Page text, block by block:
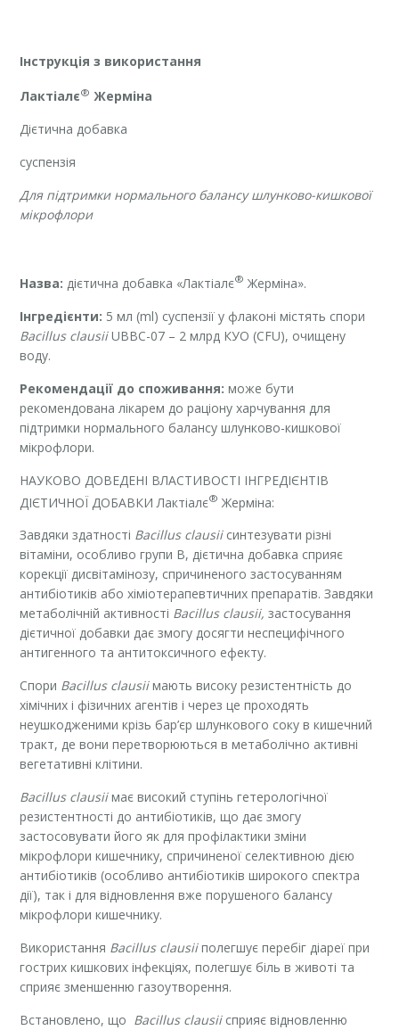
Інструкція з використання
Лактіалє® Жерміна
Дієтична добавка
суспензія
Для підтримки нормального балансу шлунково-кишкової
мікрофлори
Назва: дієтична добавка «Лактіалє® Жерміна».
Інгредієнти: 5 мл (ml) суспензії у флаконі містять спори
Bacillus clausiiUBBC-07 – 2 млрд КУО (CFU), очищену
воду.
Рекомендації до споживання: може бути
рекомендована лікарем до раціону харчування для
підтримки нормального балансу шлунково-кишкової
мікрофлори.
НАУКОВО ДОВЕДЕНІ ВЛАСТИВОСТІ ІНГРЕДІЄНТІВ
ДІЄТИЧНОЇ ДОБАВКИ Лактіалє® Жерміна:
Завдяки здатності Bacillus clausiiсинтезувати різні
вітаміни, особливо групи В, дієтична добавка сприяє
корекції дисвітамінозу, спричиненого застосуванням
антибіотиків або хіміотерапевтичних препаратів. Завдяки
метаболічній активності Bacillus clausii, застосування
дієтичної добавки дає змогу досягти неспецифічного
антигенного та антитоксичного ефекту.
Спори Bacillus clausiiмають високу резистентність до
хімічних і фізичних агентів і через це проходять
неушкодженими крізь бар’єр шлункового соку в кишечний
тракт, де вони перетворюються в метаболічно активні
вегетативні клітини.
Bacillus clausiiмає високий ступінь гетерологічної
резистентності до антибіотиків, що дає змогу
застосовувати його як для профілактики зміни
мікрофлори кишечнику, спричиненої селективною дією
антибіотиків (особливо антибіотиків широкого спектра
дії), так і для відновлення вже порушеного балансу
мікрофлори кишечнику.
Використання Bacillus clausiiполегшує перебіг діареї при
гострих кишкових інфекціях, полегшує біль в животі та
сприяє зменшенню газоутворення.
Встановлено, що Bacillus clausiiсприяє відновленню